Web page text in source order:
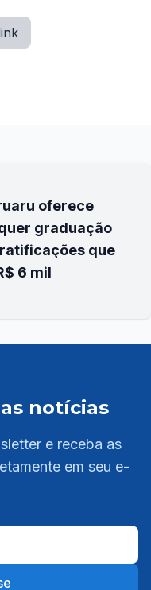
oferece
graduação
que
6 mil
notícias
e receba as
em seu e-